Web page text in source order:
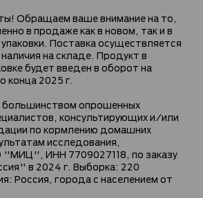
Обращаем ваше внимание на то,
в продаже как в новом, так и в
Поставка осуществляется
на складе. Продукт в
будет введен в оборот на
конца 2025 г.
опрошенных
консультирующих и/или
по кормлению домашних
исследования,
"МИЦ", ИНН 7709027118, по заказу
в 2024 г. Выборка: 220
Россия, города с населением от